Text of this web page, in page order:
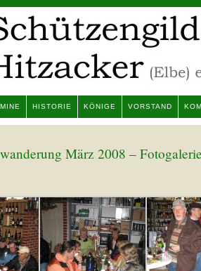
HISTORIE KÖNIGE VORSTAND
März 2008 –